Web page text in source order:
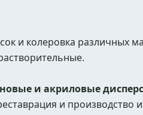
и колеровка различных
и акриловые
и производство